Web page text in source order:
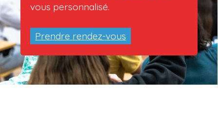
vous personnalisé.
Prendre rendez-vous